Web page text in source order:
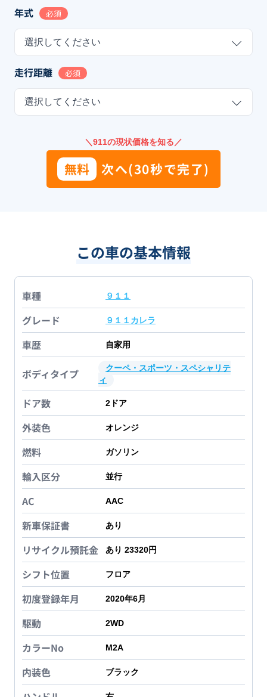
年式 必須
選択してください
走行距離 必須
選択してください
＼911の現状価格を知る／
無料 次へ(30秒で完了)
この車の基本情報
車種 ９１１
グレード ９１１カレラ
車歴 自家用
ボディタイプ
クーペ・スポーツ・スペシャリテ
ィ
ドア数 2 ドア
外装色 オレンジ
燃料 ガソリン
輸入区分 並行
AC AAC
新車保証書 あり
リサイクル預託金 あり 23320円
シフト位置 フロア
初度登録年月 2020年6月
駆動 2WD
カラーNo M2A
内装色 ブラック